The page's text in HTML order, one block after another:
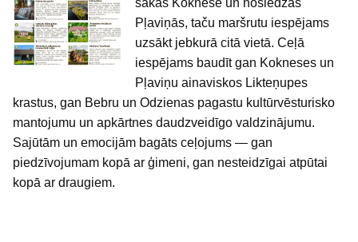
sākas Koknesē un noslēdzas
Pļaviņās, taču maršrutu iespējams
uzsākt jebkurā citā vietā. Ceļā
iespējams baudīt gan Kokneses un
Pļaviņu ainaviskos Likteņupes
krastus, gan Bebru un Odzienas pagastu kultūrvēsturisko
mantojumu un apkārtnes daudzveidīgo valdzinājumu.
Sajūtām un emocijām bagāts ceļojums — gan
piedzīvojumam kopā ar ģimeni, gan nesteidzīgai atpūtai
kopā ar draugiem.